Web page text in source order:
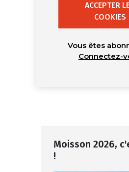
ACCEPTER
COOKIES
Vous êtes
Connectez-
Moisson 2026,
!